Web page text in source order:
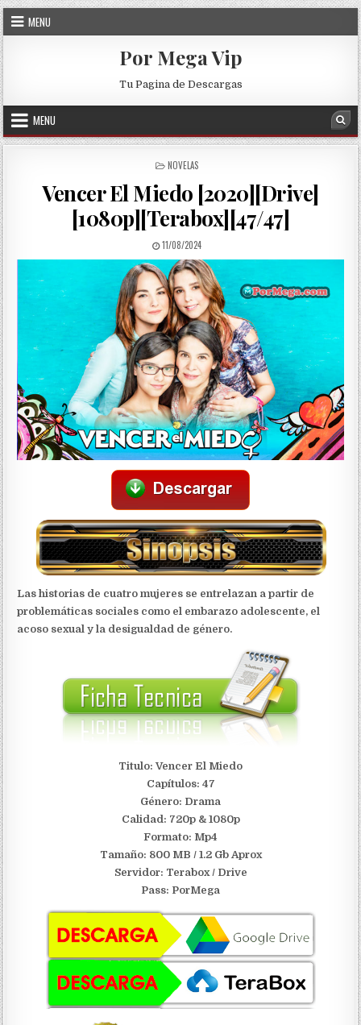
Skip to content
MENU
Por Mega Vip
Tu Pagina de Descargas
MENU
POSTED IN
NOVELAS
Vencer El Miedo [2020][Drive]
[1080p][Terabox][47/47]
PUBLISHED DATE:
11/08/2024
Las historias de cuatro mujeres se entrelazan a partir de
problemáticas sociales como el embarazo adolescente, el
acoso sexual y la desigualdad de género.
Titulo: Vencer El Miedo
Capítulos: 47
Género: Drama
Calidad: 720p & 1080p
Formato: Mp4
Tamaño: 800 MB / 1.2 Gb Aprox
Servidor: Terabox / Drive
Pass: PorMega